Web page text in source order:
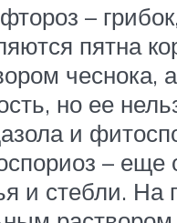
–
пятна
чеснока,
но ее
и
– еще
и стебли. На